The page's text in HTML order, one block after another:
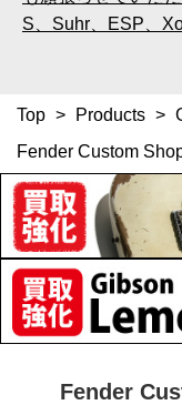
S、Suhr、ESP、
Top > Products >
Fender Custom
Fender